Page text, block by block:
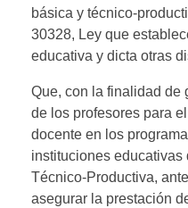
básica y técnico-
30328, Ley que
educativa y dicta otras
Que, con la finalidad de
de los profesores para
docente en los
instituciones
Técnico-Productiva,
asegurar la prestación